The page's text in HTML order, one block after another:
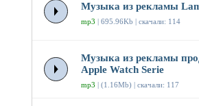
Музыка из рекламы
mp3 | 695.96Kb | скачали: 114
Музыка из рекламы
Apple Watch Serie
mp3 | (1.16Mb) | скачали: 117